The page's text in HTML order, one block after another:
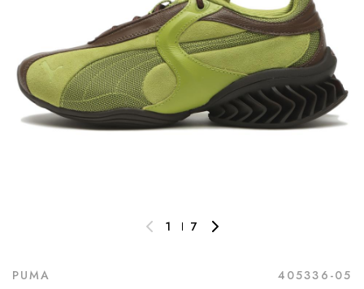
1 7
PUMA 405336-05